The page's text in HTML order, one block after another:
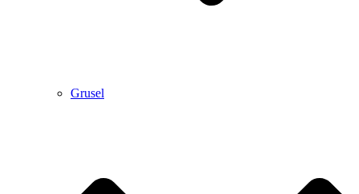
Grusel